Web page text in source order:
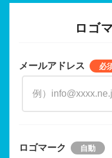
ロゴ
メールアドレス
ロゴマーク